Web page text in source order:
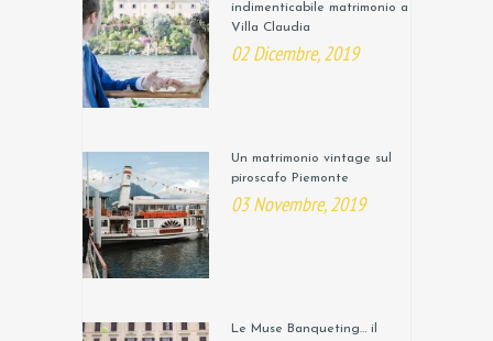
indimenticabile matrimonio a
Villa Claudia
02 Dicembre, 2019
Un matrimonio vintage sul
piroscafo Piemonte
03 Novembre, 2019
Le Muse Banqueting… il